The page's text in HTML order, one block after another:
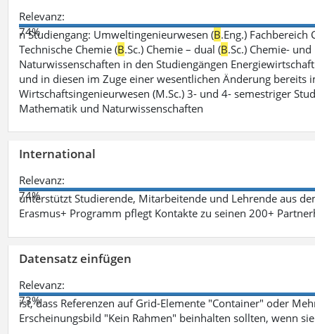
Relevanz:
74%
n Studiengang: Umweltingenieurwesen (B.Eng.)
Technische Chemie (B.Sc.) Chemie – dual (B.Sc.) Chemie-
Naturwissenschaften in den Studiengängen
und in diesen im Zuge einer wesentlichen Änderung bereits
Wirtschaftsingenieurwesen (M.Sc.) 3- und 4- semestriger
Mathematik und Naturwissenschaften
International
Relevanz:
74%
unterstützt Studierende, Mitarbeitende und Lehrende aus
Erasmus+ Programm pflegt Kontakte zu seinen 200+
Datensatz einfügen
Relevanz:
73%
ist, dass Referenzen auf Grid-Elemente "Container" oder
Erscheinungsbild "Kein Rahmen" beinhalten sollten, wenn